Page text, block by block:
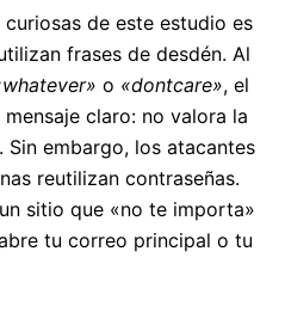
de este estudio es
frases de desdén. Al
o «dontcare», el
claro: no valora la
embargo, los atacantes
reutilizan contraseñas.
sitio que «no te importa»
tu correo principal o tu